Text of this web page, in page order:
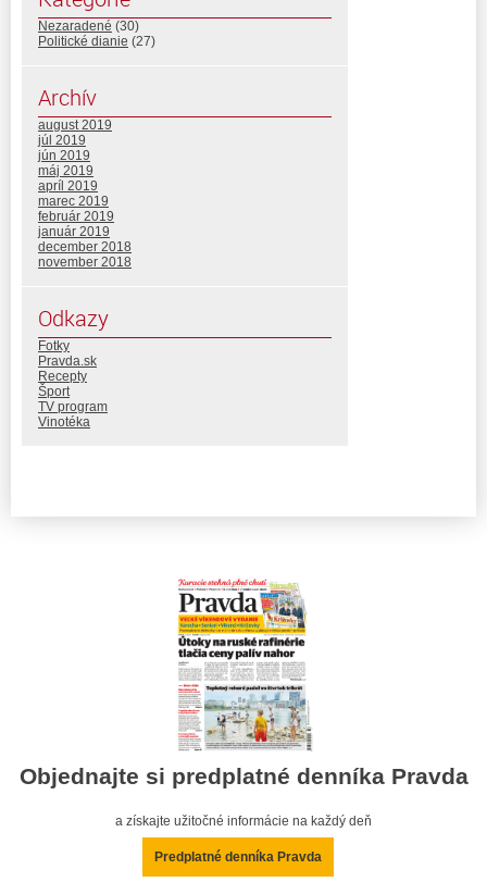
Nezaradené (30)
Politické dianie (27)
Archív
august 2019
júl 2019
jún 2019
máj 2019
apríl 2019
marec 2019
február 2019
január 2019
december 2018
november 2018
Odkazy
Fotky
Pravda.sk
Recepty
Šport
TV program
Vinotéka
Objednajte si predplatné denníka Pravda
a získajte užitočné informácie na každý deň
Predplatné denníka Pravda